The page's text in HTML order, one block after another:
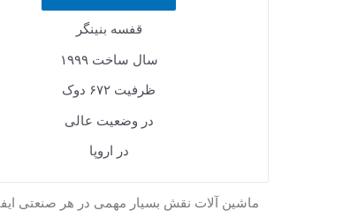
قفسه بنینگر
سال ساخت ۱۹۹۹
ظرفیت ۶۷۲ دوک
در وضعیت عالی
در اروپا
ماشین آلات نقش بسیار مهمی در هر صنعتی